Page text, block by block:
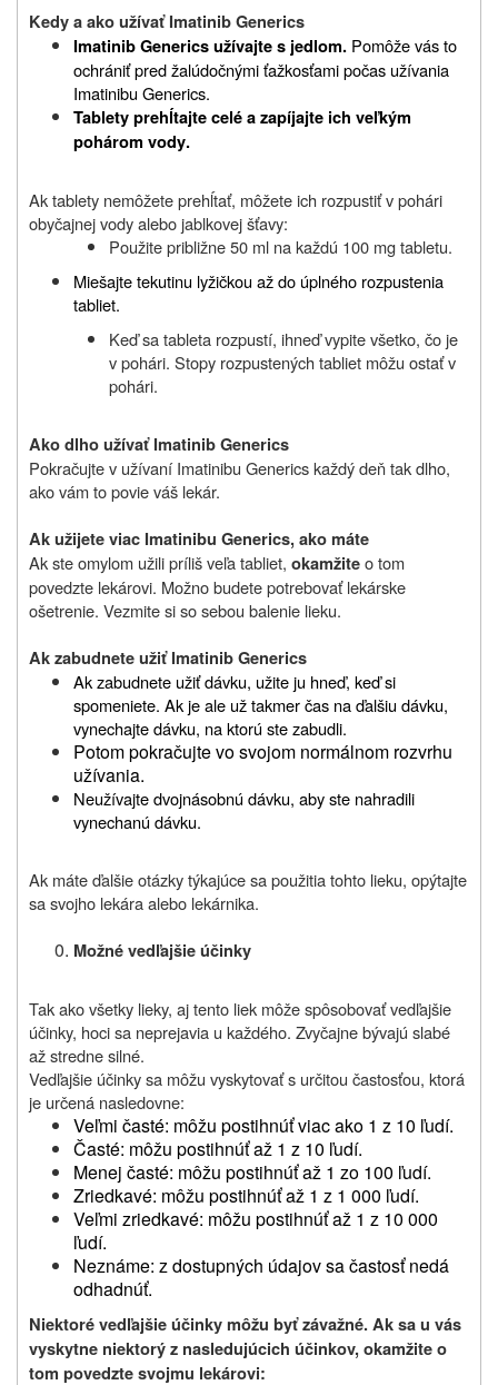
Kedy a ako užívať Imatinib Generics
Imatinib Genericsužívajtes jedlom. Pomôže vás to
ochrániť predžalúdočnými ťažkosťami počas užívania
Imatinibu Generics.
Tablety prehĺtajte celé a zapíjajte ich veľkým
pohárom vody.
Ak tablety nemôžete prehĺtať, môžete ich rozpustiť v pohári
obyčajnej vody alebo jablkovej šťavy:
Použite približne 50 ml na každú 100 mg tabletu.
Miešajte tekutinu lyžičkou aždo úplného rozpustenia
tabliet.
Keď sa tableta rozpustí, ihneď vypite všetko, čo je
v pohári. Stopy rozpustených tabliet môžu ostať v
pohári.
Ako dlho užívať Imatinib Generics
Pokračujte v užívaní Imatinibu Generics každý deň tak dlho,
ako vám to povie váš lekár.
Ak užijete viac Imatinibu Generics, ako máte
Ak ste omylom užili príliš veľa tabliet, okamžiteo tom
povedzte lekárovi. Možno budete potrebovať lekárske
ošetrenie. Vezmite si so sebou balenie lieku.
Ak zabudnete užiť Imatinib Generics
Ak zabudnete užiť dávku, užite ju hneď, keď si
spomeniete. Ak je ale užtakmer čas na ďalšiu dávku,
vynechajte dávku, na ktorú ste zabudli.
Potom pokračujte vo svojom normálnom rozvrhu
užívania.
Neužívajte dvojnásobnú dávku, aby ste nahradili
vynechanú dávku.
Ak máte ďalšie otázky týkajúce sa použitia tohto lieku, opýtajte
sa svojho lekára alebo lekárnika.
Možné vedľajšie účinky
Tak ako všetky lieky, aj tento liek môže spôsobovať vedľajšie
účinky, hoci sa neprejavia u každého. Zvyčajne bývajú slabé
až stredne silné.
Vedľajšie účinky sa môžu vyskytovať s určitou častosťou, ktorá
je určená nasledovne:
Veľmi časté: môžu postihnúť viac ako 1 z 10 ľudí.
Časté: môžu postihnúť až 1 z 10 ľudí.
Menej časté: môžu postihnúť až 1 zo 100 ľudí.
Zriedkavé: môžu postihnúť až 1 z 1 000 ľudí.
Veľmi zriedkavé: môžu postihnúť až 1 z 10 000
ľudí.
Neznáme: z dostupných údajov sa častosť nedá
odhadnúť.
Niektoré vedľajšie účinky môžu byť závažné. Ak sa u vás
vyskytne niektorý z nasledujúcich účinkov, okamžite o
tom povedzte svojmu lekárovi: